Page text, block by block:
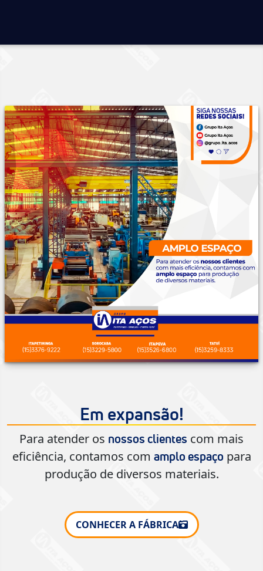
Em expansão!
Para atender os nossos clientes com mais
eficiência, contamos com amplo espaço para
produção de diversos materiais.
CONHECER A FÁBRICA